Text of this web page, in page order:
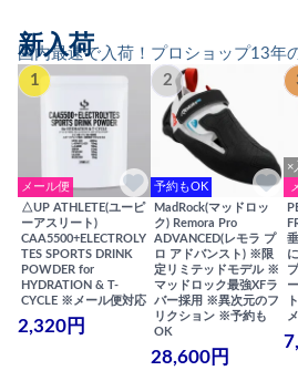
国内最速で入荷！プロショップ13年
新入荷
1
メール便
△UP ATHLETE(ユーピ
ーアスリート)
CAA5500+ELECTROLY
TES SPORTS DRINK
POWDER for
HYDRATION & T-
CYCLE ※メール便対応
2,320円
2
予約もOK
MadRock(マッドロッ
ク) Remora Pro
ADVANCED(レモラ プ
ロ アドバンスト) ※限
定リミテッドモデル ※
マッドロック最強XFラ
バー採用 ※異次元のフ
リクション ※予約も
OK
28,600円
×